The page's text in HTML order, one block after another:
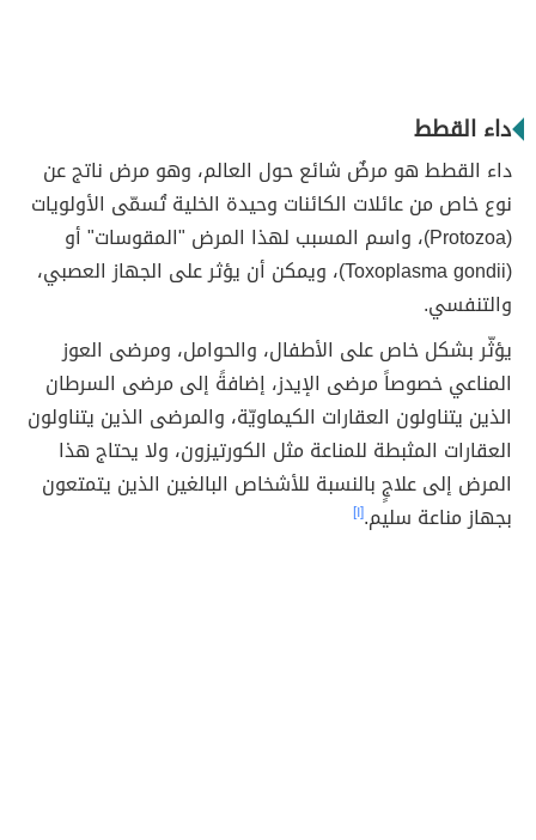
داء القطط
داء القطط هو مرضٌ شائع حول العالم، وهو مرض ناتج عن
نوع خاص من عائلات الكائنات وحيدة الخلية تُسمّى الأولويات
(Protozoa)، واسم المسبب لهذا المرض "المقوسات" أو
(Toxoplasma gondii)، ويمكن أن يؤثر على الجهاز العصبي،
والتنفسي.
يؤثّر بشكل خاص على الأطفال، والحوامل، ومرضى العوز
المناعي خصوصاً مرضى الإيدز، إضافةً إلى مرضى السرطان
الذين يتناولون العقارات الكيماويّة، والمرضى الذين يتناولون
العقارات المثبطة للمناعة مثل الكورتيزون، ولا يحتاج هذا
المرض إلى علاجٍ بالنسبة للأشخاص البالغين الذين يتمتعون
بجهاز مناعة سليم.[١]